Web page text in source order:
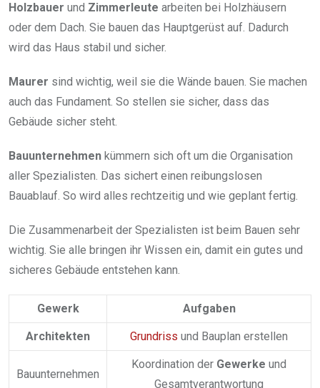
Holzbauer und Zimmerleute arbeiten bei Holzhäusern
oder dem Dach. Sie bauen das Hauptgerüst auf. Dadurch
wird das Haus stabil und sicher.
Maurer sind wichtig, weil sie die Wände bauen. Sie machen
auch das Fundament. So stellen sie sicher, dass das
Gebäude sicher steht.
Bauunternehmen kümmern sich oft um die Organisation
aller Spezialisten. Das sichert einen reibungslosen
Bauablauf. So wird alles rechtzeitig und wie geplant fertig.
Die Zusammenarbeit der Spezialisten ist beim Bauen sehr
wichtig. Sie alle bringen ihr Wissen ein, damit ein gutes und
sicheres Gebäude entstehen kann.
Gewerk Aufgaben
Architekten Grundriss und Bauplan erstellen
Bauunternehmen
Koordination der Gewerke und
Gesamtverantwortung